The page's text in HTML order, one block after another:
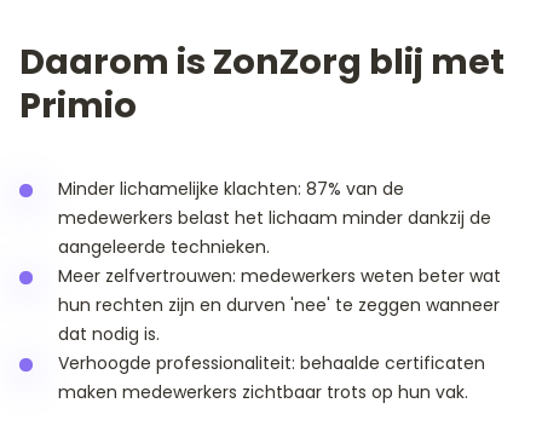
Daarom is ZonZorg blij met
Primio
Minder lichamelijke klachten: 87% van de
medewerkers belast het lichaam minder dankzij de
aangeleerde technieken.
Meer zelfvertrouwen: medewerkers weten beter wat
hun rechten zijn en durven 'nee' te zeggen wanneer
dat nodig is.
Verhoogde professionaliteit: behaalde certificaten
maken medewerkers zichtbaar trots op hun vak.